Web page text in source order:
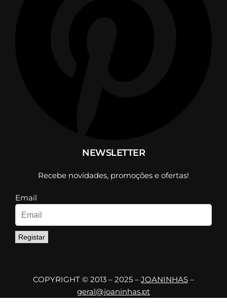
NEWSLETTER
Recebe novidades, promoções e ofertas!
Email
Registar
COPYRIGHT © 2013 – 2025 – JOANINHAS –
geral@joaninhas.pt